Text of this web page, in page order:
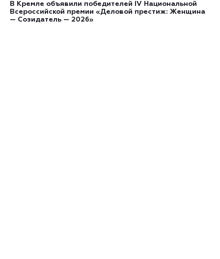
В Кремле объявили победителей IV Национальной
Всероссийской премии «Деловой престиж: Женщина
— Созидатель — 2026»